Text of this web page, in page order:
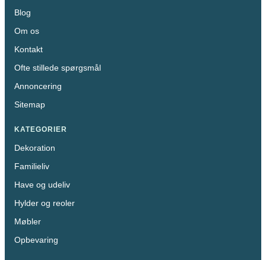
Blog
Om os
Kontakt
Ofte stillede spørgsmål
Annoncering
Sitemap
KATEGORIER
Dekoration
Familieliv
Have og udeliv
Hylder og reoler
Møbler
Opbevaring